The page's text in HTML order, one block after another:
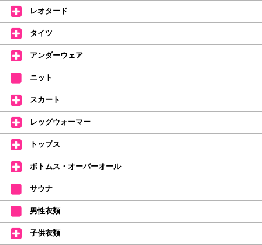
(お一人様1本限りになります)
価格改定のお知らせ
2026年4月1日よりシューズ全般、衣類など商品を値上げしました。
何卒ご理解いただけますようお願い申し上げます
【シューズのフィッティングについて】
全店、ご予約不要です(18:30まで)。タイツ・ソックス・トウパッドを
持参してください。
【ミルバ インスタグラム】←ここをクリック♪
皆さまのダンスライフをサポートできるようなさまざまな商品をご紹介して
おります。
【新商品はこちらから】 ←ここをクリック♪
レオタード
タイツ
アンダーウェア
ニット
スカート
レッグウォーマー
トップス
ボトムス・オーバーオール
サウナ
男性衣類
子供衣類